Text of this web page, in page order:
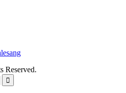
Reserved.